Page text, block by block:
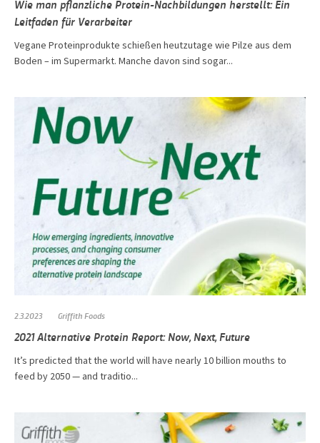
Wie man pflanzliche Protein-Nachbildungen herstellt: Ein
Leitfaden für Verarbeiter
Vegane Proteinprodukte schießen heutzutage wie Pilze aus dem
Boden – im Supermarkt. Manche davon sind sogar...
2.3.2023 Griffith Foods
2021 Alternative Protein Report: Now, Next, Future
It’s predicted that the world will have nearly 10 billion mouths to
feed by 2050 — and traditio...